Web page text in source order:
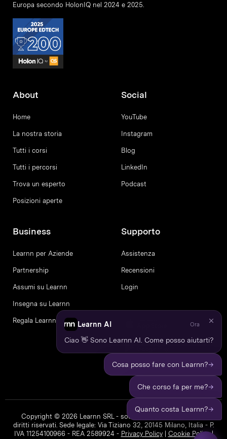
Europa secondo HolonIQ nel 2024 e 2025.
About
Home
La nostra storia
Tutti i corsi
Tutti i percorsi
Trova un esperto
Posizioni aperte
Social
YouTube
Instagram
Blog
LinkedIn
Podcast
Business
Learnn per Aziende
Partnership
Assumi su Learnn
Insegna su Learnn
Regala Learnn
Supporto
Assistenza
Recensioni
Login
Copyright © 2026 Learnn SRL - società a socio unico. Tutti i
diritti riservati. Sede legale: Via Tiziano 32, 20145 Milano, Italia - P.
IVA 11254100966 - REA 2589924 - Privacy Policy| Cookie Policy|
Learnn AI Ora
Ciao 👋 Sono Learnn AI. Come posso aiutarti?
Cosa posso fare con Learnn?→
Che corso fa per me?→
Quanto costa Learnn?→